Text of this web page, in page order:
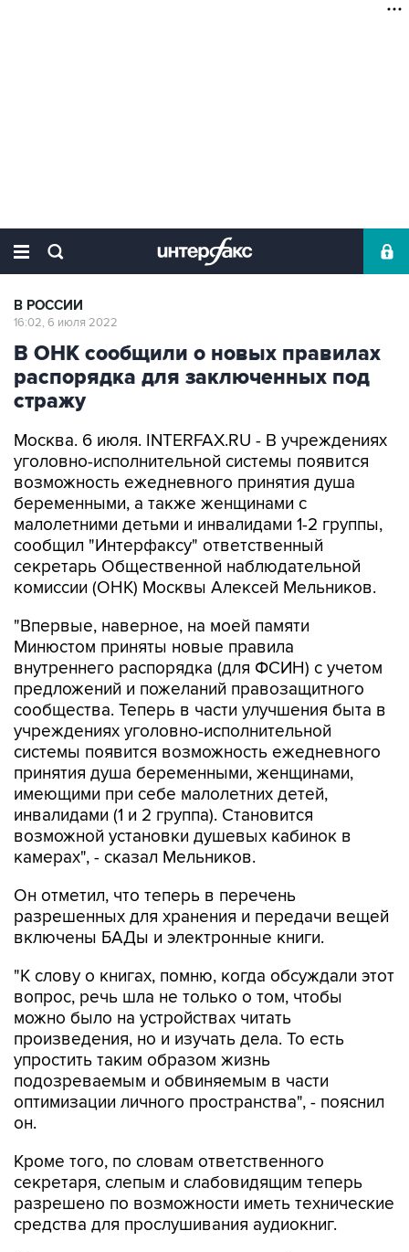
В РОССИИ
16:02, 6 июля 2022
В ОНК сообщили о новых правилах
распорядка для заключенных под
стражу
Москва. 6 июля. INTERFAX.RU - В учреждениях
уголовно-исполнительной системы появится
возможность ежедневного принятия душа
беременными, а также женщинами с
малолетними детьми и инвалидами 1-2 группы,
сообщил "Интерфаксу" ответственный
секретарь Общественной наблюдательной
комиссии (ОНК) Москвы Алексей Мельников.
"Впервые, наверное, на моей памяти
Минюстом приняты новые правила
внутреннего распорядка (для ФСИН) с учетом
предложений и пожеланий правозащитного
сообщества. Теперь в части улучшения быта в
учреждениях уголовно-исполнительной
системы появится возможность ежедневного
принятия душа беременными, женщинами,
имеющими при себе малолетних детей,
инвалидами (1 и 2 группа). Становится
возможной установки душевых кабинок в
камерах", - сказал Мельников.
Он отметил, что теперь в перечень
разрешенных для хранения и передачи вещей
включены БАДы и электронные книги.
"К слову о книгах, помню, когда обсуждали этот
вопрос, речь шла не только о том, чтобы
можно было на устройствах читать
произведения, но и изучать дела. То есть
упростить таким образом жизнь
подозреваемым и обвиняемым в части
оптимизации личного пространства", - пояснил
он.
Кроме того, по словам ответственного
секретаря, слепым и слабовидящим теперь
разрешено по возможности иметь технические
средства для прослушивания аудиокниг.